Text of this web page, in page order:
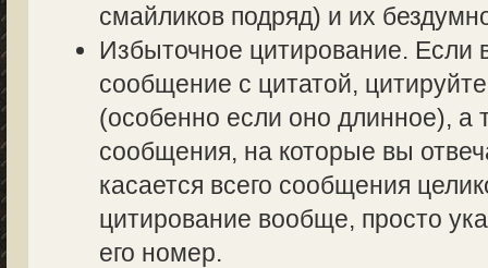
смайликов подряд) и их
Избыточное цитирование. Если
сообщение с цитатой,
(особенно если оно длинное), а
сообщения, на которые вы
касается всего сообщения
цитирование вообще, просто
его номер.